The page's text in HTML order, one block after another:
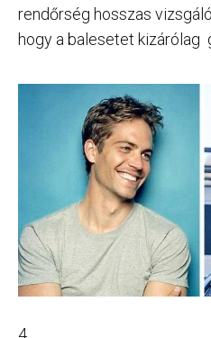
rendőrség hosszas
hogy a balesetet kizárólag
4.